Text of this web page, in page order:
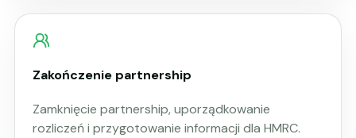
Zakończenie partnership
Zamknięcie partnership, uporządkowanie
rozliczeń i przygotowanie informacji dla HMRC.